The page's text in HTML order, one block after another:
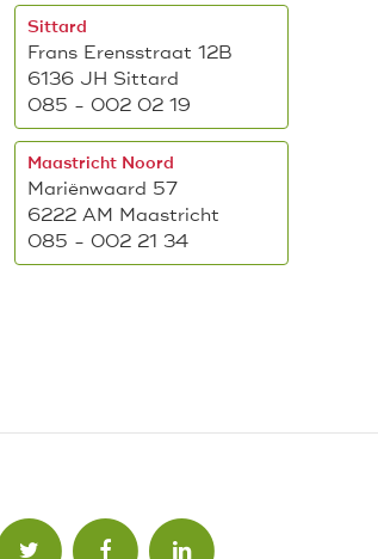
Sittard
Frans Erensstraat 12B
6136 JH Sittard
085 - 002 02 19
Maastricht Noord
Mariënwaard 57
6222 AM Maastricht
085 - 002 21 34